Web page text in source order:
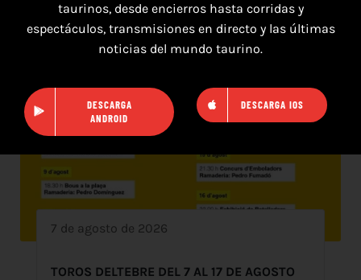
7 de agosto de 2026
TOROS DELTEBRE DEL 7 AL 17 DE AGOSTO
taurinos, desde encierros hasta corridas y
espectáculos, transmisiones en directo y las últimas
noticias del mundo taurino.
DESCARGA
ANDROID
DESCARGA IOS